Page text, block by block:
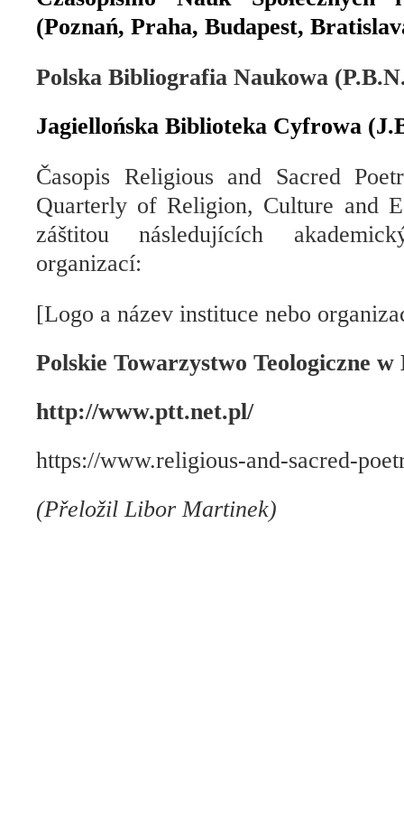
(Poznań, Praha, Budapest,
Polska Bibliografia Naukowa
Jagiellońska Biblioteka Cyfrowa
Časopis Religious and Sacred
Quarterly of Religion, Culture and
záštitou
následujících
organizací:
[Logo a název instituce nebo
Polskie Towarzystwo Teologiczne
http://www.ptt.net.pl/
https://www.religious-and-sacred-
(Přeložil Libor Martinek)